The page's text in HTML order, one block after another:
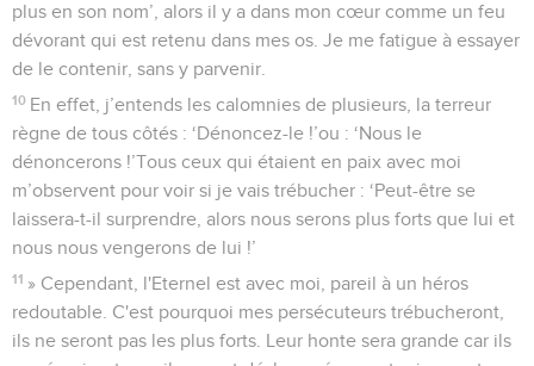
plus en son nom’, alors il y a dans mon cœur comme un feu
dévorant qui est retenu dans mes os. Je me fatigue à essayer
de le contenir, sans y parvenir.
10 En effet, j’entends les calomnies de plusieurs, la terreur
règne de tous côtés : ‘Dénoncez-le !’ou : ‘Nous le
dénoncerons !’Tous ceux qui étaient en paix avec moi
m’observent pour voir si je vais trébucher : ‘Peut-être se
laissera-t-il surprendre, alors nous serons plus forts que lui et
nous nous vengerons de lui !’
11 » Cependant, l'Eternel est avec moi, pareil à un héros
redoutable. C'est pourquoi mes persécuteurs trébucheront,
ils ne seront pas les plus forts. Leur honte sera grande car ils